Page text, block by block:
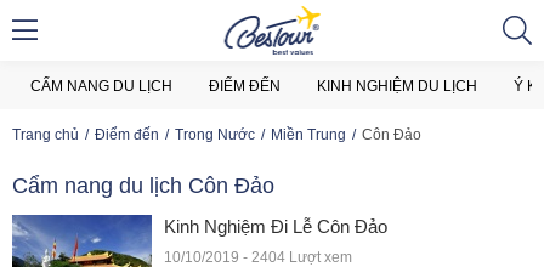
CẨM NANG DU LỊCH ĐIỂM ĐẾN KINH NGHIỆM DU LỊCH Ý
Trang chủ Điểm đến Trong Nước Miền Trung Côn Đảo
Cẩm nang du lịch Côn Đảo
Kinh Nghiệm Đi Lễ Côn Đảo
10/10/2019 - 2404 Lượt xem